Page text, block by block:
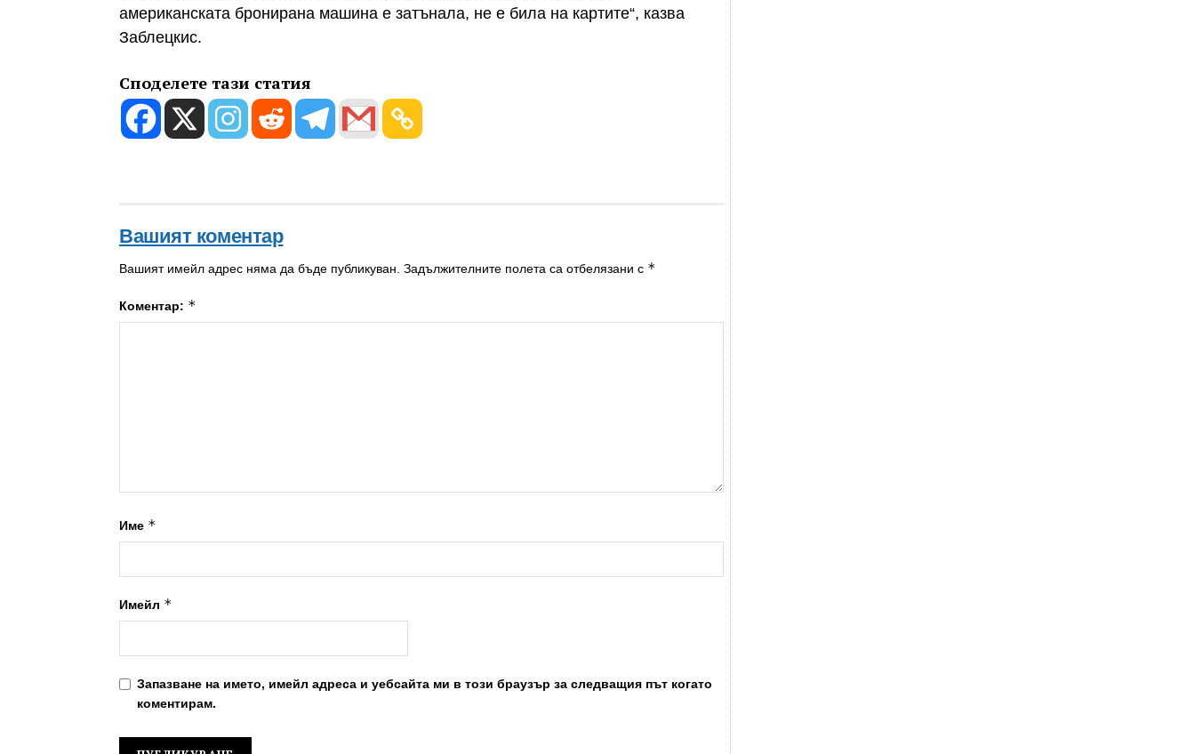
американската бронирана машина е затънала, не е била на картите“, казва
Заблецкис.
Споделете тази статия
Вашият коментар
Вашият имейл адрес няма да бъде публикуван. Задължителните полета са отбелязани с *
Коментар: *
Име *
Имейл *
Запазване на името, имейл адреса и уебсайта ми в този браузър за следващия път когато
коментирам.